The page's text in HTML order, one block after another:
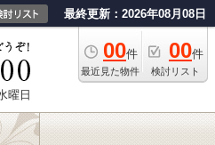
最終更新：2026年08月08日
00件
最近見た物件
00件
検討リスト
曜日